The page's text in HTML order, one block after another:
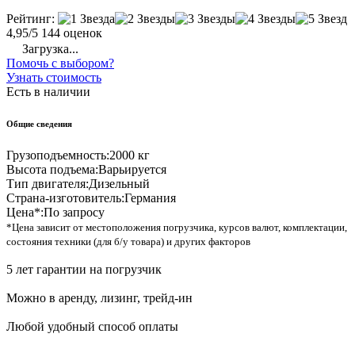
Рейтинг:
4,95/5 144 оценок
Загрузка...
Помочь с выбором?
Узнать стоимость
Есть в наличии
Общие сведения
Грузоподъемность:2000 кг
Высота подъема:Варьируется
Тип двигателя:Дизельный
Страна-изготовитель:Германия
Цена*:По запросу
*Цена зависит от местоположения погрузчика, курсов валют, комплектации,
состояния техники (для б/у товара) и других факторов
5 лет гарантии на погрузчик
Можно в аренду, лизинг, трейд-ин
Любой удобный способ оплаты